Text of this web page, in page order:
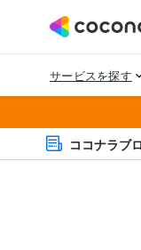
ココナラブ